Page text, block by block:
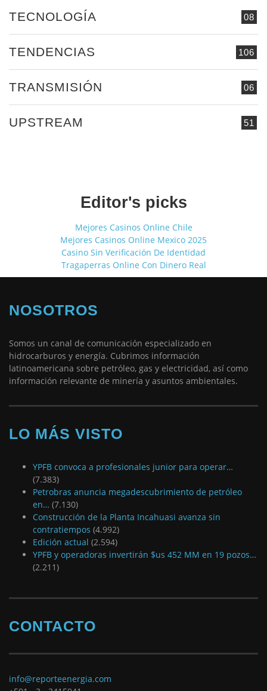
08
TECNOLOGÍA
106
TENDENCIAS
06
TRANSMISIÓN
51
UPSTREAM
Editor's picks
Mejores Casinos Online Chile
Mejores Casinos Online Mexico 2025
Casino Sin Verificación De Identidad
Tragaperras Online Con Dinero Real
NOSOTROS
Somos un canal de comunicación especializado en
hidrocarburos y energía. Cubrimos información
latinoamericana sobre petróleo, gas y electricidad, así como
información relevante de minería y asuntos ambientales.
LO MÁS VISTO
YPFB convoca a profesionales junior para operar…
(7.383)
Petrobras anuncia megadescubrimiento de petróleo
en… (7.130)
Construcción de la Planta Incahuasi avanza sin
contratiempos (4.992)
Edición actual (2.594)
YPFB y operadoras invertirán $us 452 MM en 19 pozos…
(2.211)
CONTACTO
info@reporteenergia.com